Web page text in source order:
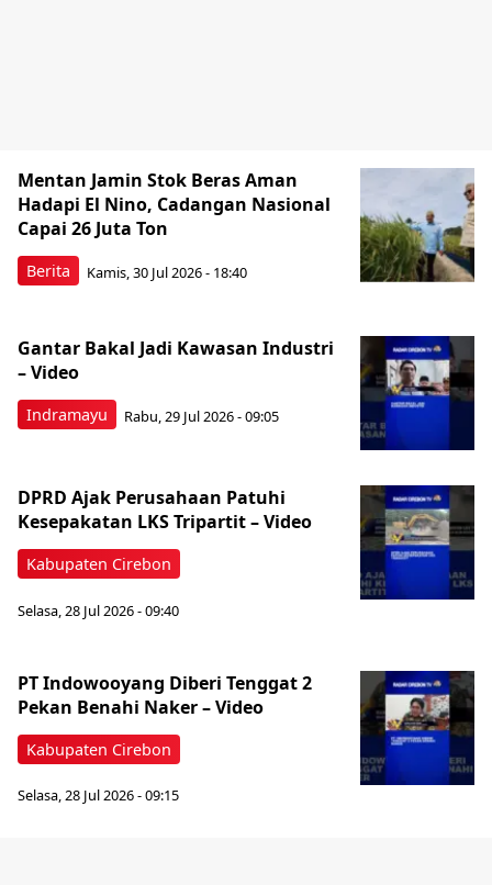
Berita
Mentan Jamin Stok Beras Aman
Hadapi El Nino, Cadangan Nasional
Capai 26 Juta Ton
Kamis, 30 Jul 2026 - 18:40
Indramayu
Gantar Bakal Jadi Kawasan Industri
– Video
Rabu, 29 Jul 2026 - 09:05
Kabupaten Cirebon
DPRD Ajak Perusahaan Patuhi
Kesepakatan LKS Tripartit – Video
Selasa, 28 Jul 2026 - 09:40
Kabupaten Cirebon
PT Indowooyang Diberi Tenggat 2
Pekan Benahi Naker – Video
Selasa, 28 Jul 2026 - 09:15